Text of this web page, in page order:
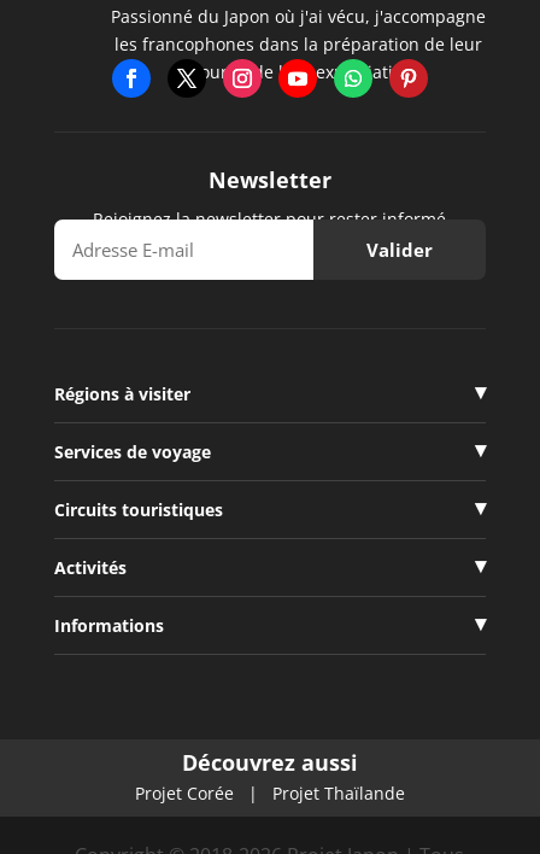
Passionné du Japon où j'ai vécu, j'accompagne
les francophones dans la préparation de leur
séjour et de leur expatriation.
Newsletter
Rejoignez la newsletter pour rester informé
Régions à visiter
Services de voyage
Circuits touristiques
Activités
Informations
Découvrez aussi
Projet Corée| Projet Thaïlande